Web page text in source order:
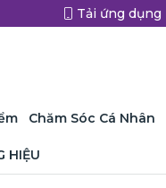
Tải ứng dụng
Chăm Sóc Cá Nhân
HIỆU